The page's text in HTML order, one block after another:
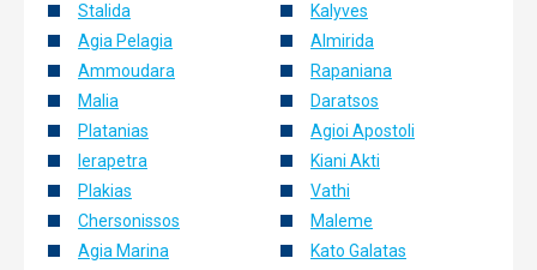
Stalida
Agia Pelagia
Ammoudara
Malia
Platanias
Ierapetra
Plakias
Chersonissos
Agia Marina
Kalyves
Almirida
Rapaniana
Daratsos
Agioi Apostoli
Kiani Akti
Vathi
Maleme
Kato Galatas